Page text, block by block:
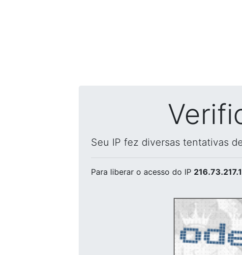
Seu IP fez diversas tentativas
Para liberar o acesso do IP